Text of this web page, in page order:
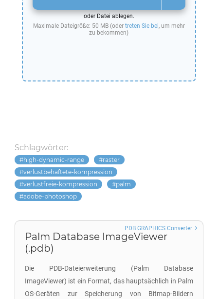
oder Datei ablegen.
Maximale Dateigröße: 50 MB (oder treten Sie bei, um mehr
zu bekommen)
Schlagwörter:
high-dynamic-range
raster
verlustbehaftete-kompression
verlustfreie-kompression
palm
adobe-photoshop
Palm Database ImageViewer
(.pdb)
Die PDB-Dateierweiterung (Palm Database
ImageViewer) ist ein Format, das hauptsächlich in Palm
OS-Geräten zur Speicherung von Bitmap-Bildern
PDB GRAPHICS Converter